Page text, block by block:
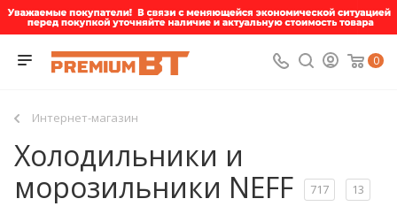
0
Интернет-магазин
Холодильники и
морозильники NEFF
717 13